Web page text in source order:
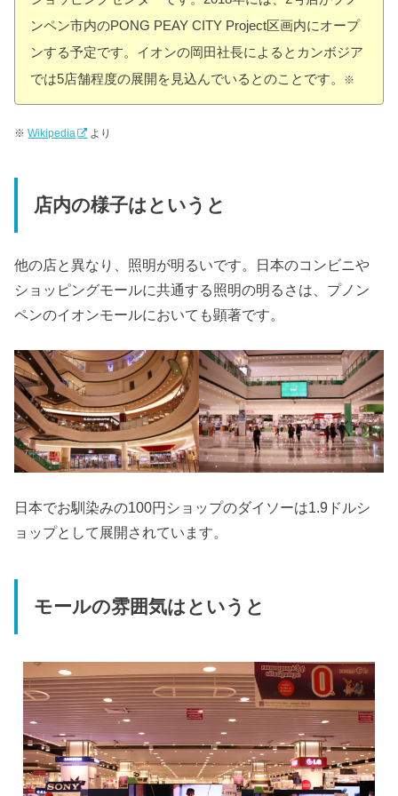
ンペン市内のPONG PEAY CITY Project区画内にオープ
ンする予定です。イオンの岡田社長によるとカンボジア
では5店舗程度の展開を見込んでいるとのことです。
※
※Wikipedia より
店内の様子はというと
他の店と異なり、照明が明るいです。日本のコンビニや
ショッピングモールに共通する照明の明るさは、プノン
ペンのイオンモールにおいても顕著です。
日本でお馴染みの100円ショップのダイソーは1.9ドルシ
ョップとして展開されています。
モールの雰囲気はというと
無料で入場できるショッッピングモール。エアコンを当
たりにくるお客さんもいるかもしれません。中間層のス
タンダードな生活スタイルはこれだ！と言わんばかりの